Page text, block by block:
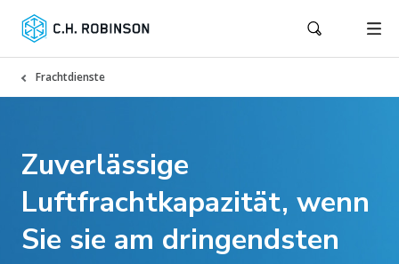
Frachtdienste
Zuverlässige
Luftfrachtkapazität, wenn
Sie sie am dringendsten